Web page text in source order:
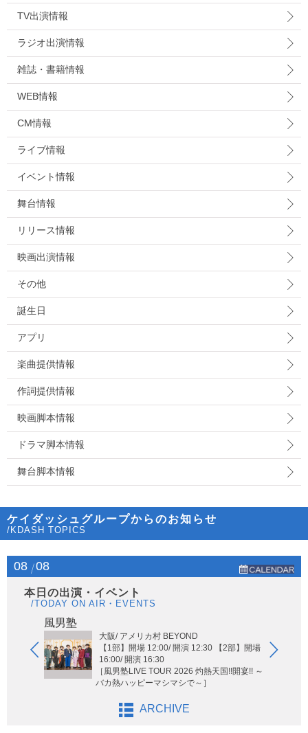
TV出演情報
ラジオ出演情報
雑誌・書籍情報
WEB情報
CM情報
ライブ情報
イベント情報
舞台情報
リリース情報
映画出演情報
その他
誕生日
アプリ
楽曲提供情報
作詞提供情報
映画脚本情報
ドラマ脚本情報
舞台脚本情報
ケイダッシュグループからのお知らせ
/KDASH TOPICS
08 08
本日の出演・イベント
/TODAY ON AIR・EVENTS
風男塾
大阪/ アメリカ村 BEYOND
【1部】開場 12:00/ 開演 12:30 【2部】開場
16:00/ 開演 16:30
［風男塾LIVE TOUR 2026 灼熱天国!!開宴!! ～
バカ熱ハッピーマシマシで～］
ARCHIVE